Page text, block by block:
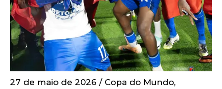
27 de maio de 2026 / Copa do Mundo,